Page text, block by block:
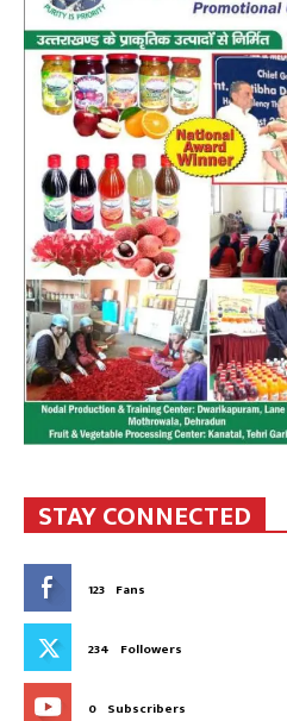
STAY CONNECTED
123 Fans
234 Followers
0 Subscribers